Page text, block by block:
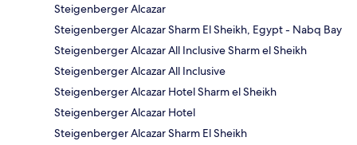
Steigenberger Alcazar
Steigenberger Alcazar Sharm El Sheikh, Egypt - Nabq Bay
Steigenberger Alcazar All Inclusive Sharm el Sheikh
Steigenberger Alcazar All Inclusive
Steigenberger Alcazar Hotel Sharm el Sheikh
Steigenberger Alcazar Hotel
Steigenberger Alcazar Sharm El Sheikh